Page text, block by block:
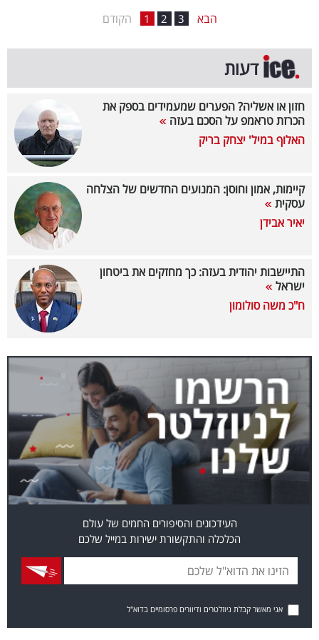
המילון
הכלכלי
פודקאסט
40
ניוזלטרים
מייל
אדום
אחרינו:
הקודם 1 2 3 הבא
דעות
חזון או אשליה? הפערים שמעמידים בספק את
הכרזת טראמפ על הסכם בעזה
האלוף במיל' יצחק בריק
קיימות, אמון וחוסן: המנועים החדשים של הצלחה
עסקית
יאיר אבידן
התיישבות יהודית בעזה: כך מחזקים את ביטחון
ישראל
ח"כ משה סולומון
העידכונים והסיפורים החמים של עולם
הכלכלה והתקשורת ישירות במייל שלכם
אני מאשר קבלת ניוזלטרים ודיוורים פרסומיים בדוא"ל